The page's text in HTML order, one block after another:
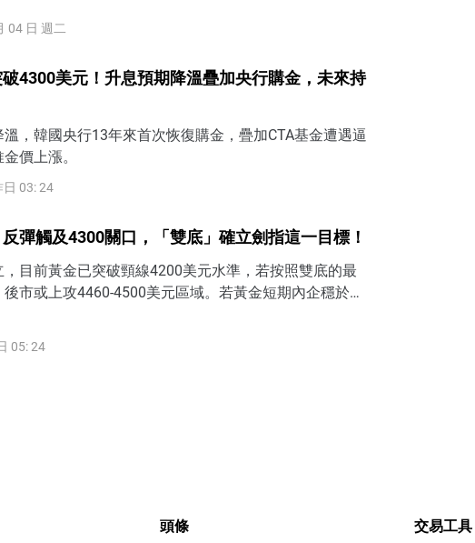
04 日 週二
4300美元！升息預期降溫疊加央行購金，未來持
，韓國央行13年來首次恢復購金，疊加CTA基金遭遇逼
價上漲。
日 03: 24
彈觸及4300關口，「雙底」確立劍指這一目標！
目前黃金已突破頸線4200美元水準，若按照雙底的最
市或上攻4460-4500美元區域。若黃金短期內企穩於
05: 24
頭條 交易工具